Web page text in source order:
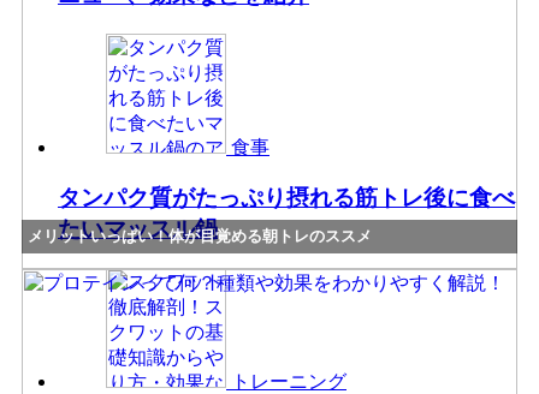
メリットいっぱい！体が目覚める朝トレのススメ
食事
タンパク質がたっぷり摂れる筋トレ後に食べ
たいマッスル鍋
トレーニング